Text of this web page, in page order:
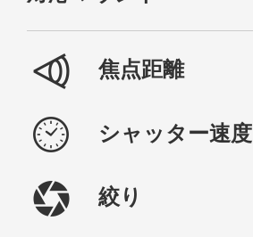
焦点距離
シャッター速度
絞り